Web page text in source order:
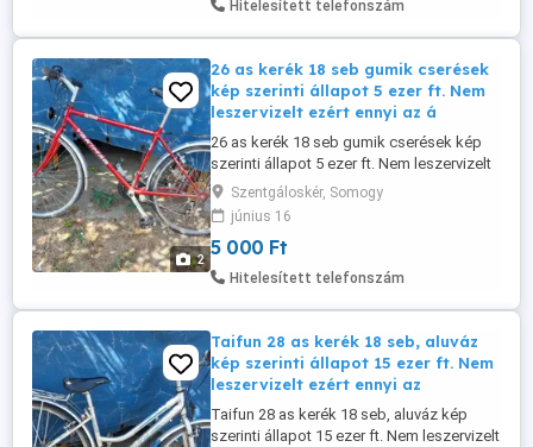
Hitelesített telefonszám
2
26 as kerék 18 seb gumik cserések
kép szerinti állapot 5 ezer ft. Nem
leszervizelt ezért ennyi az á
26 as kerék 18 seb gumik cserések kép
szerinti állapot 5 ezer ft. Nem leszervizelt
ezért ennyi az ára.
Szentgáloskér, Somogy
június 16
5 000 Ft
Hitelesített telefonszám
Taifun 28 as kerék 18 seb, aluváz
kép szerinti állapot 15 ezer ft. Nem
leszervizelt ezért ennyi az
Taifun 28 as kerék 18 seb, aluváz kép
szerinti állapot 15 ezer ft. Nem leszervizelt